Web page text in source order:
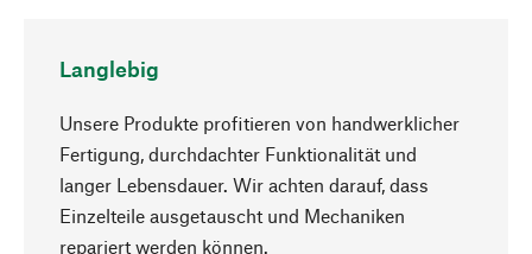
Langlebig
Unsere Produkte profitieren von handwerklicher
Fertigung, durchdachter Funktionalität und
langer Lebensdauer. Wir achten darauf, dass
Einzelteile ausgetauscht und Mechaniken
repariert werden können.